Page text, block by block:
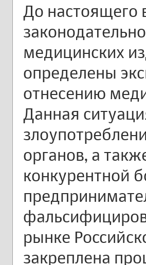
До настоящего
медицинских
определены
отнесению
Данная
органов, а
конкурентной
рынке
закреплена